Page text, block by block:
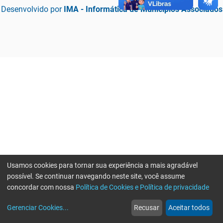
Desenvolvido por IMA - Informática de Municípios Associados
web
Notícias
more_horiz
Mais
Usamos cookies para tornar sua experiência a mais agradável
possível. Se continuar navegando neste site, você assume
concordar com nossa Política de Cookies e Política de privacidade
Gerenciar Cookies... Recusar Aceitar todos
Erro ao enviar informações, por favor tente novamente